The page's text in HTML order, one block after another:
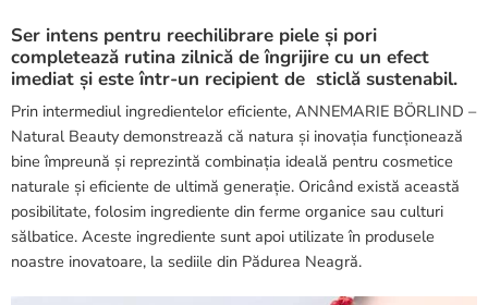
Ser intens pentru reechilibrare piele și pori
completează rutina zilnică de îngrijire cu un efect
imediat și este într-un recipient de sticlă sustenabil.
Prin intermediul ingredientelor eficiente, ANNEMARIE BÖRLIND –
Natural Beauty demonstrează că natura și inovația funcționează
bine împreună și reprezintă combinația ideală pentru cosmetice
naturale și eficiente de ultimă generație. Oricând există această
posibilitate, folosim ingrediente din ferme organice sau culturi
sălbatice. Aceste ingrediente sunt apoi utilizate în produsele
noastre inovatoare, la sediile din Pădurea Neagră.